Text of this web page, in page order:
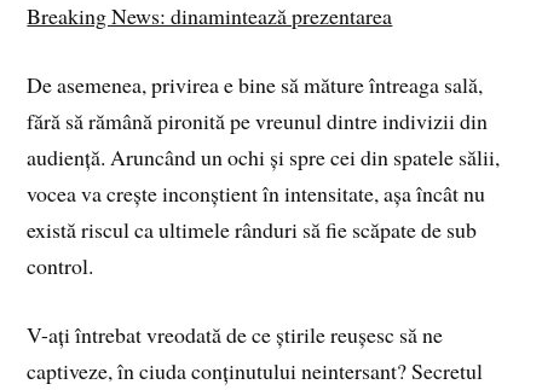
Breaking News: dinamintează prezentarea
De asemenea, privirea e bine să măture întreaga sală,
fără să rămână pironită pe vreunul dintre indivizii din
audiență. Aruncând un ochi și spre cei din spatele sălii,
vocea va crește inconștient în intensitate, așa încât nu
există riscul ca ultimele rânduri să fie scăpate de sub
control.
V-ați întrebat vreodată de ce știrile reușesc să ne
captiveze, în ciuda conținutului neintersant? Secretul